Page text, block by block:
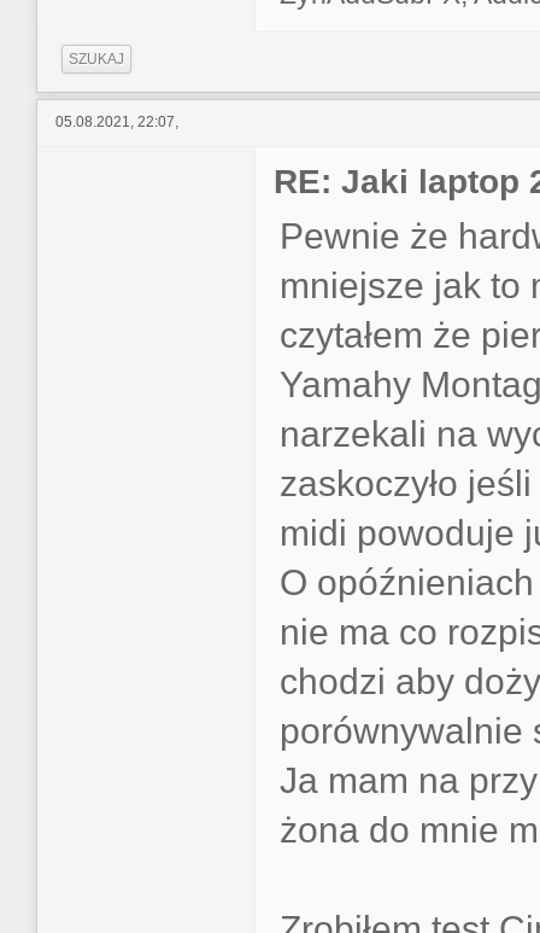
SZUKAJ
05.08.2021, 22:07,
RE: Jaki laptop
Pewnie że
mniejsze jak to
czytałem że
Yamahy
narzekali na
zaskoczyło
midi powoduje
O
nie ma co
chodzi aby
porównywalnie
Ja mam na
żona do mnie